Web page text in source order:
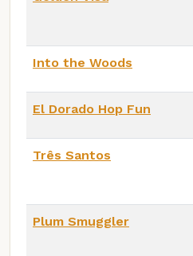
Into the Woods
El Dorado Hop Fun
Três Santos
Plum Smuggler